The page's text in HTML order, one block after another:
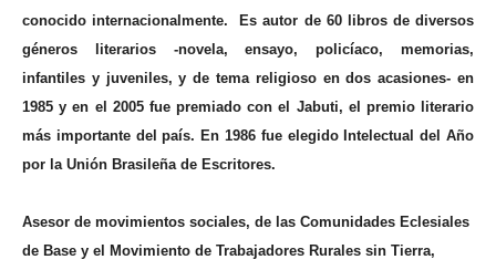
conocido internacionalmente. Es autor de 60 libros de diversos
géneros literarios -novela, ensayo, policíaco, memorias,
infantiles y juveniles, y de tema religioso en dos acasiones- en
1985 y en el 2005 fue premiado con el Jabuti, el premio literario
más importante del país. En 1986 fue elegido Intelectual del Año
por la Unión Brasileña de Escritores.
Asesor de movimientos sociales, de las Comunidades Eclesiales
de Base y el Movimiento de Trabajadores Rurales sin Tierra,